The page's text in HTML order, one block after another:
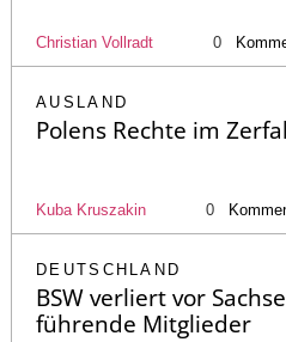
Christian Vollradt 0
AUSLAND
Polens Rechte im
Kuba Kruszakin 0
DEUTSCHLAND
BSW verliert vor
führende Mitglieder